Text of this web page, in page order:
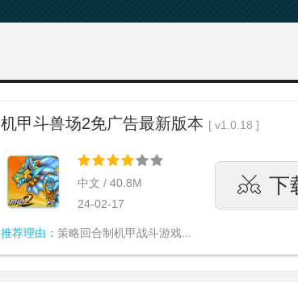
机甲斗兽场2免广告最新版本 [ v1.0.18 ]
中文 / 40.8M
24-02-17
下
推荐理由： 策略回合制机甲战斗游戏...